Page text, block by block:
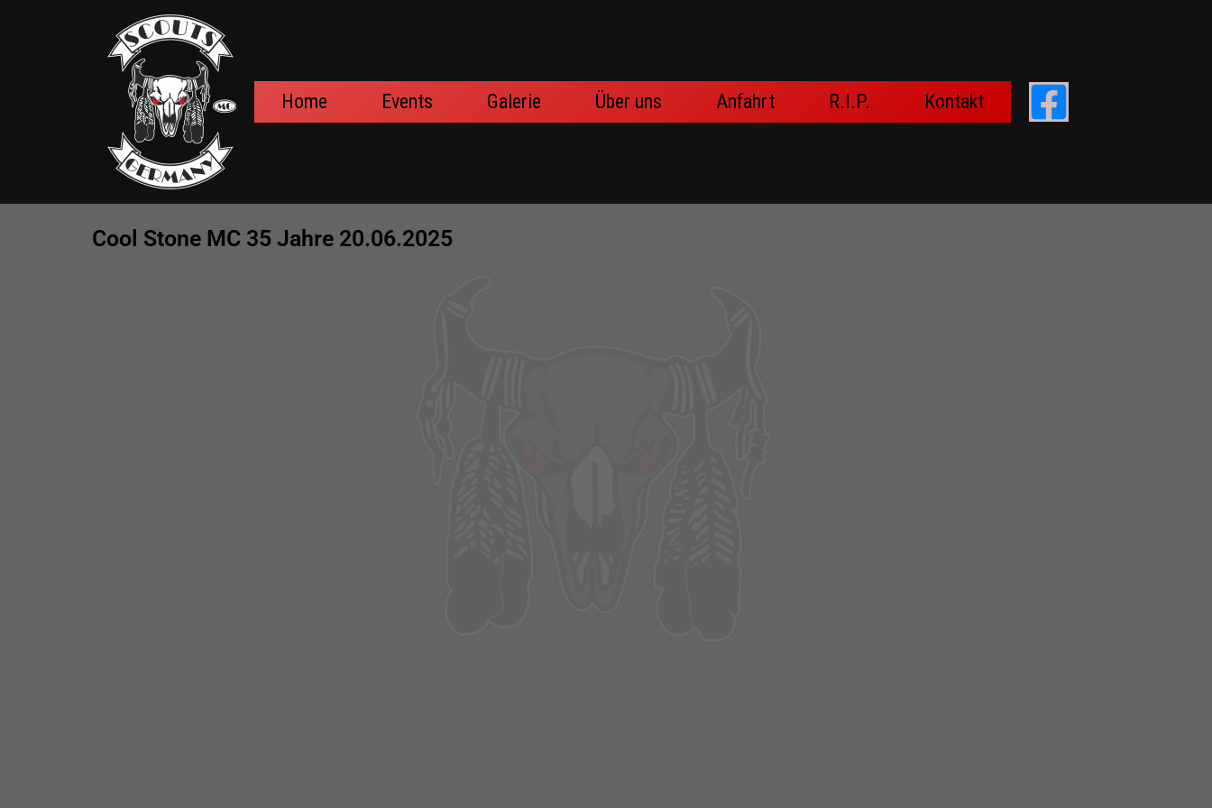
Home Events Galerie Über uns Anfahrt R.I.P. Kontakt
Cool Stone MC 35 Jahre 20.06.2025